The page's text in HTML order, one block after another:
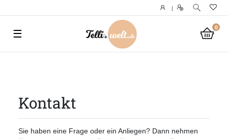
|
0
☰
Kontakt
Sie haben eine Frage oder ein Anliegen? Dann nehmen